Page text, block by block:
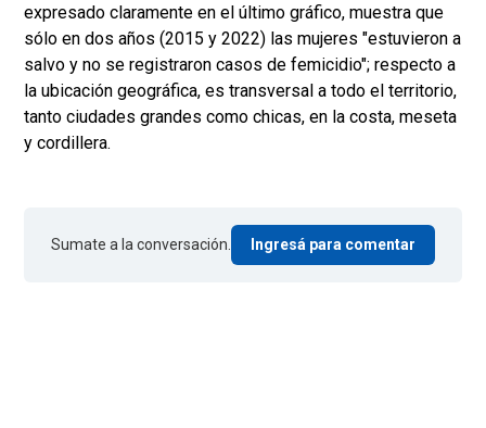
expresado claramente en el último gráfico, muestra que
sólo en dos años (2015 y 2022) las mujeres "estuvieron a
salvo y no se registraron casos de femicidio"; respecto a
la ubicación geográfica, es transversal a todo el territorio,
tanto ciudades grandes como chicas, en la costa, meseta
y cordillera.
Sumate a la conversación. Ingresá para comentar